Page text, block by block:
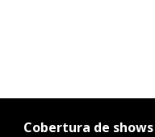
Cobertura de shows